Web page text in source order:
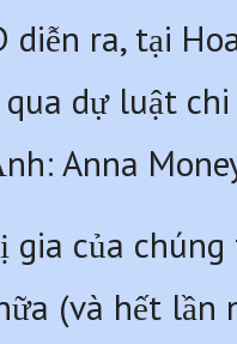
diễn ra, tại
dự luật
Anna
gia của
(và hết lần